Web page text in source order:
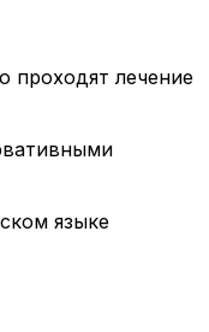
проходят лечение
языке